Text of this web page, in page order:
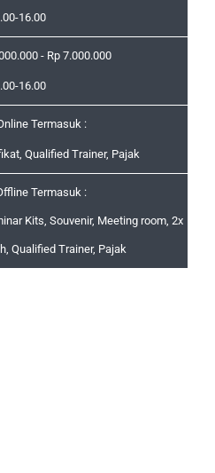
16.00
- Rp 7.000.000
16.00
Termasuk :
Qualified Trainer, Pajak
Termasuk :
Kits, Souvenir, Meeting room, 2x
Qualified Trainer, Pajak